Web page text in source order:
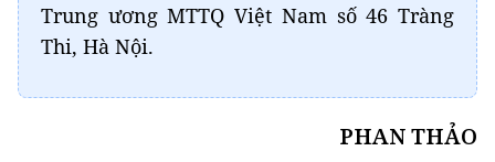
Trung ương MTTQ Việt Nam số 46 Tràng
Thi, Hà Nội.
PHAN THẢO